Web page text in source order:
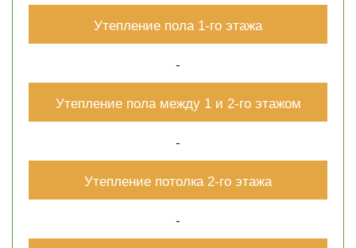
Утепление пола 1-го этажа
-
Утепление пола между 1 и 2-го этажом
-
Утепление потолка 2-го этажа
-